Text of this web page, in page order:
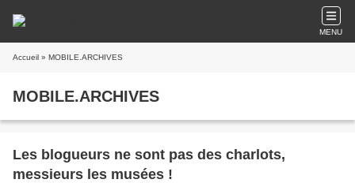
MENU
Accueil » MOBILE.ARCHIVES
MOBILE.ARCHIVES
Les blogueurs ne sont pas des charlots,
messieurs les musées !